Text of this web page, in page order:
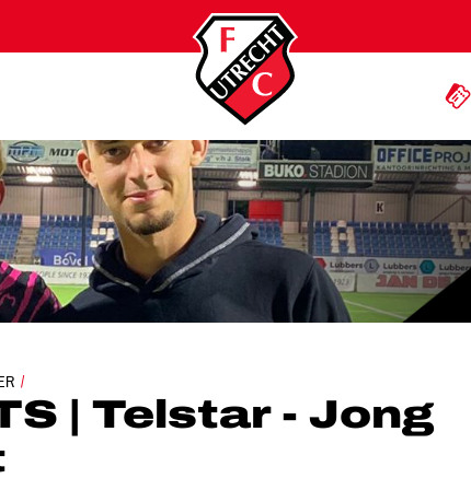
- JONG FC UTRECHT
| Telstar - Jong